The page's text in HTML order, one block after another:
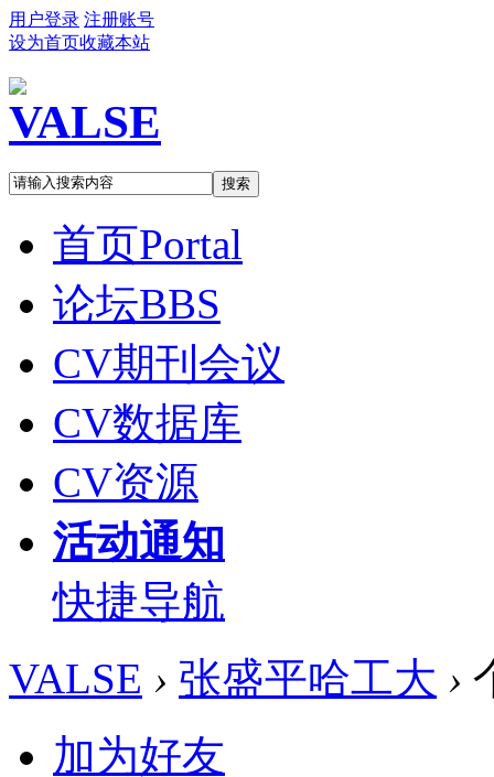
用户登录 注册账号
设为首页收藏本站
搜索
首页Portal
论坛BBS
CV期刊会议
CV数据库
CV资源
活动通知
快捷导航
VALSE › 张盛平哈工大 ›
加为好友